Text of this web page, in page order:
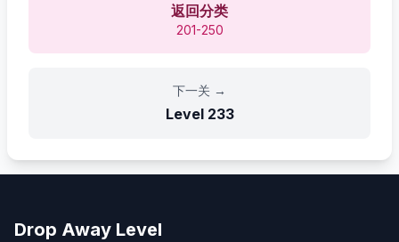
返回分类
201-250
下一关 →
Level 233
Drop Away Level